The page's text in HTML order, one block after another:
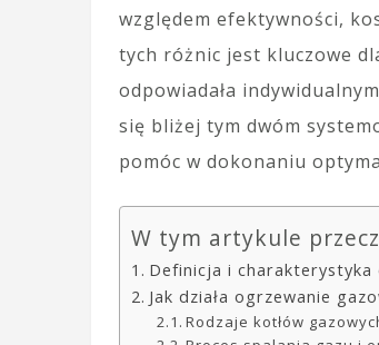
względem efektywności,
tych różnic jest kluczowe
odpowiadała
się bliżej tym dwóm
pomóc w dokonaniu
W tym artykule
Definicja i charakterystyka
Jak działa ogrzewanie
Rodzaje kotłów